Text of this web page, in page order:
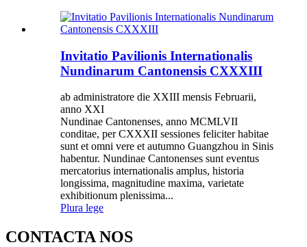
Invitatio Pavilionis Internationalis
Nundinarum Cantonensis CXXXIII
ab administratore die XXIII mensis Februarii,
anno XXI
Nundinae Cantonenses, anno MCMLVII
conditae, per CXXXII sessiones feliciter habitae
sunt et omni vere et autumno Guangzhou in Sinis
habentur. Nundinae Cantonenses sunt eventus
mercatorius internationalis amplus, historia
longissima, magnitudine maxima, varietate
exhibitionum plenissima...
Plura lege
CONTACTA NOS